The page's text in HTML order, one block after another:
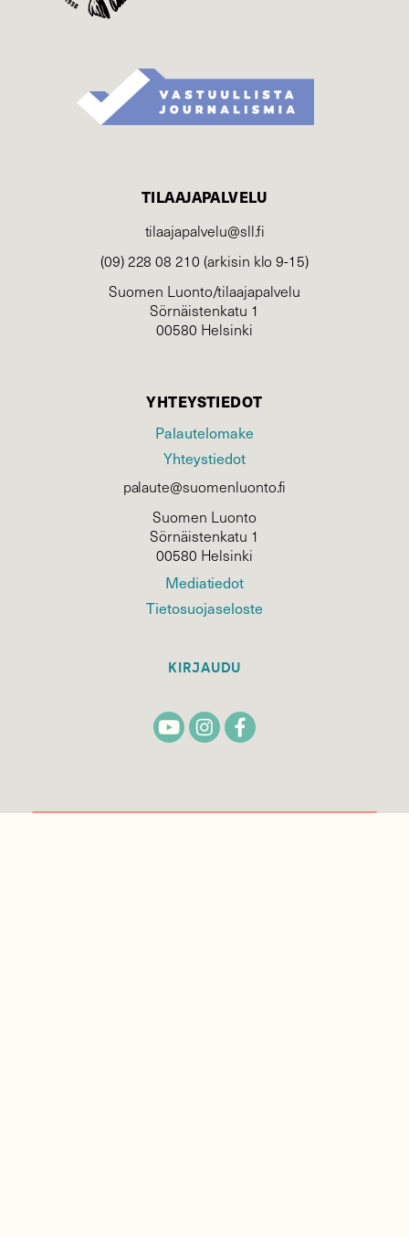
TILAAJAPALVELU
tilaajapalvelu@sll.fi
(09) 228 08 210 (arkisin klo 9-15)
Suomen Luonto/tilaajapalvelu
Sörnäistenkatu 1
00580 Helsinki
YHTEYSTIEDOT
Palautelomake
Yhteystiedot
palaute@suomenluonto.fi
Suomen Luonto
Sörnäistenkatu 1
00580 Helsinki
Mediatiedot
Tietosuojaseloste
KIRJAUDU